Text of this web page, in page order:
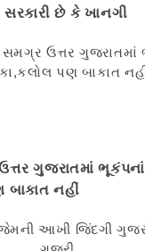
છે કે ખાનગી
ગુજરાતમાં ભૂકંપનાં
નહીં